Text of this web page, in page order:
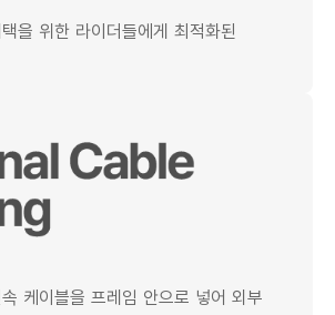
을 위한 라이더들에게 최적화된
케이블을 프레임 안으로 넣어 외부